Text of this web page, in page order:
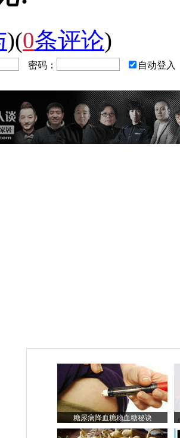
)(0条评论)
密码： 自动登入
糖尿病降血糖稳血糖秘诀